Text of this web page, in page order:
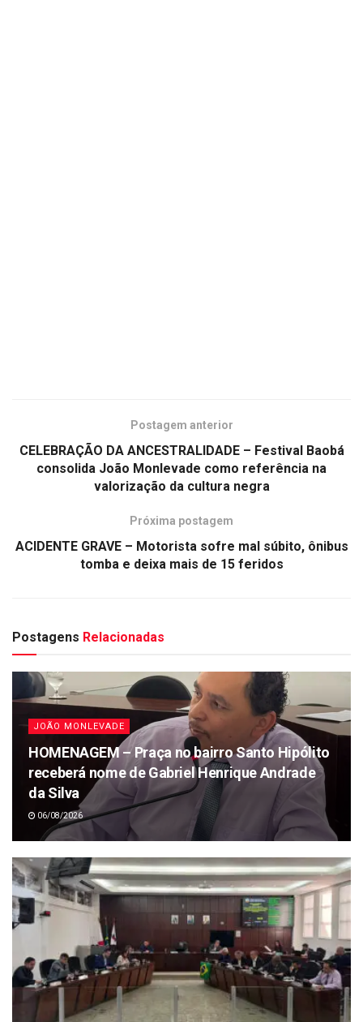
Postagem anterior
CELEBRAÇÃO DA ANCESTRALIDADE – Festival Baobá
consolida João Monlevade como referência na
valorização da cultura negra
Próxima postagem
ACIDENTE GRAVE – Motorista sofre mal súbito, ônibus
tomba e deixa mais de 15 feridos
Postagens Relacionadas
JOÃO MONLEVADE
HOMENAGEM – Praça no bairro Santo Hipólito
receberá nome de Gabriel Henrique Andrade
da Silva
06/08/2026